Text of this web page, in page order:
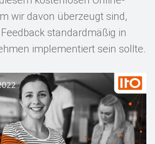
wir davon überzeugt sind,
standardmäßig in
implementiert sein sollte.